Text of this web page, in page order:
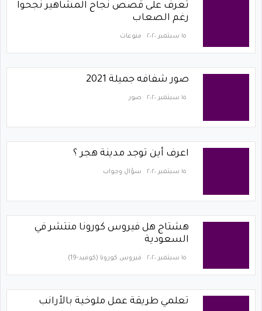
تعرف على قصص نجاح المشاهير نجحوا
رغم الصعاب
١٥ سبتمبر ٢٠٢٠ منوعات
صور شفافه جميلة 2021
١٥ سبتمبر ٢٠٢٠ صور
اعرف أين توجد مدينة هجر ؟
١٥ سبتمبر ٢٠٢٠ سؤال وجواب
هشتاج هل فيروس كورونا منتشر في
السعودية
١٥ سبتمبر ٢٠٢٠ فيروس كورونا (كوفيد-19)‏
تعلمي طريقة عمل ملوخية بالأرانب